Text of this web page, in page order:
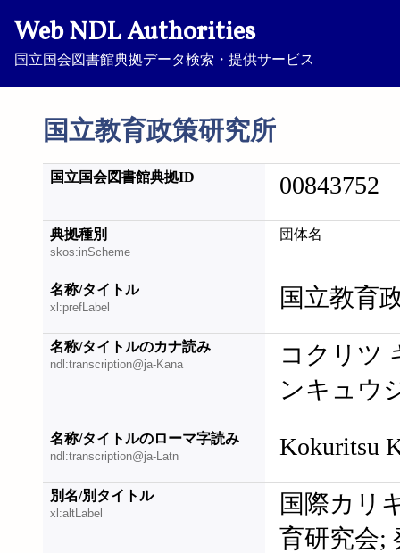
Web NDL Authorities
国立国会図書館典拠データ検索・提供サービス
国立教育政策研究所
国立国会図書館典拠ID 00843752
典拠種別
skos:inScheme
団体名
名称/タイトル
xl:prefLabel 国立教育
名称/タイトルのカナ読み
ndl:transcription@ja-Kana
コクリツ
ンキュウ
名称/タイトルのローマ字読み
ndl:transcription@ja-Latn Kokuritsu
別名/別タイトル
xl:altLabel
国際カリ
育研究会;